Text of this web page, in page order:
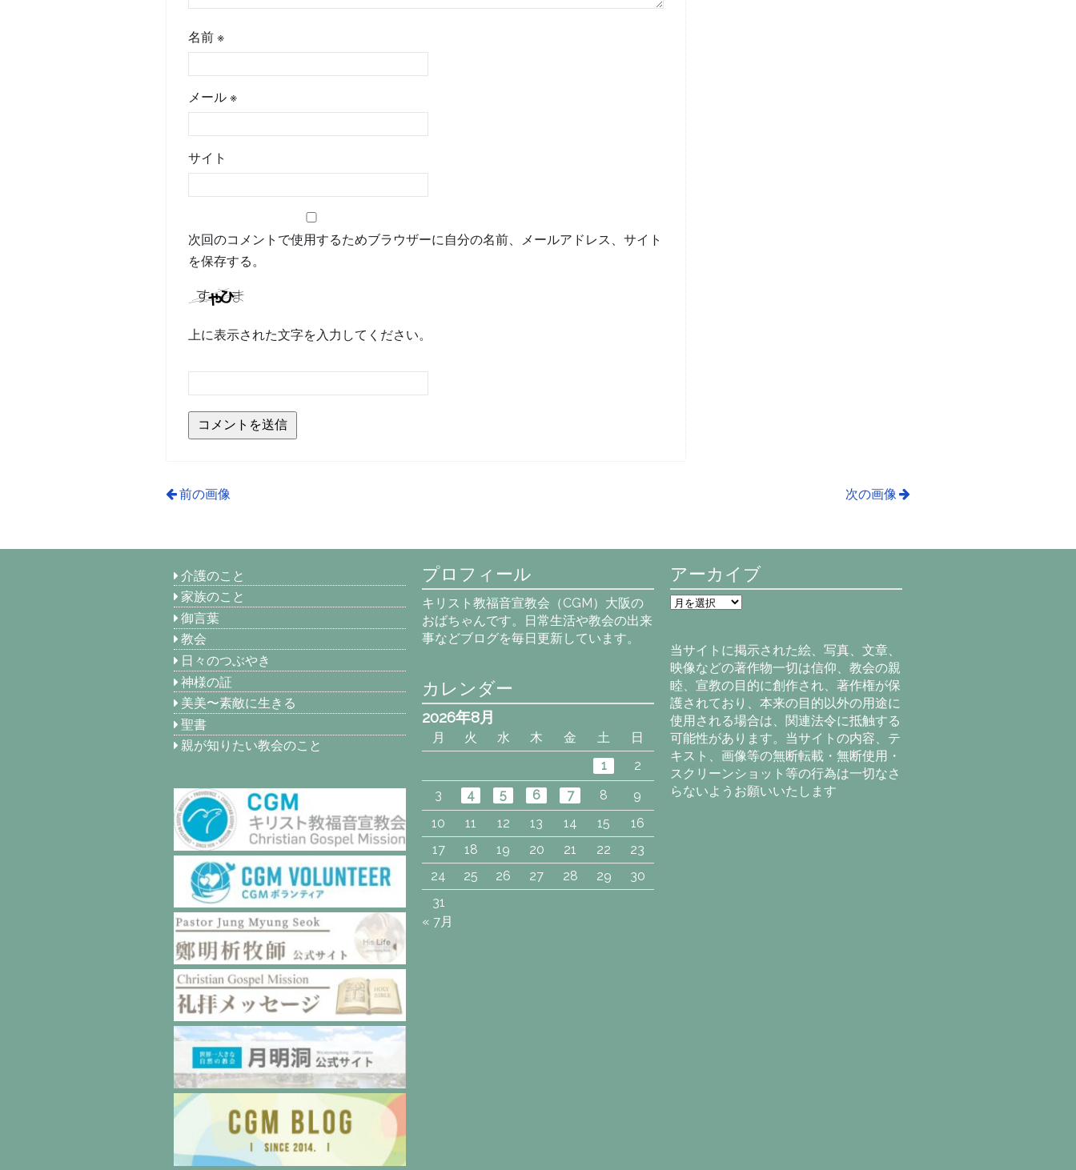
名前※
メール※
サイト
次回のコメントで使用するためブラウザーに自分の名前、メールアドレス、サイト
を保存する。
上に表示された文字を入力してください。
次の画像
前の画像
介護のこと
家族のこと
御言葉
教会
日々のつぶやき
神様の証
美美〜素敵に生きる
聖書
親が知りたい教会のこと
プロフィール
キリスト教福音宣教会（CGM）大阪の
おばちゃんです。日常生活や教会の出来
事などブログを毎日更新しています。
アーカイブ
ア
ー
ブ
当サイトに掲示された絵、写真、文章、
映像などの著作物一切は信仰、教会の親
睦、宣教の目的に創作され、著作権が保
護されており、本来の目的以外の用途に
使用される場合は、関連法令に抵触する
可能性があります。当サイトの内容、テ
キスト、画像等の無断転載・無断使用・
スクリーンショット等の行為は一切なさ
らないようお願いいたします
カレンダー
2026年8月
月 火 水 木 金 土
日
1
2
3
4 5 6 7 8
9
10
11 12 13 14 15
16
17
18 19 20 21 22
23
24
25 26 27 28 29
30
31
« 7月